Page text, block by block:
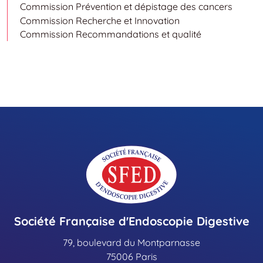
Commission Prévention et dépistage des cancers
Commission Recherche et Innovation
Commission Recommandations et qualité
Société Française d'Endoscopie Digestive
79, boulevard du Montparnasse
75006 Paris